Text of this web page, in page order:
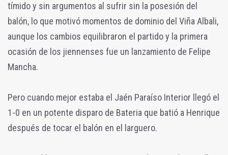
tímido y sin argumentos al sufrir sin la posesión del
balón, lo que motivó momentos de dominio del Viña Albali,
aunque los cambios equilibraron el partido y la primera
ocasión de los jiennenses fue un lanzamiento de Felipe
Mancha.
Pero cuando mejor estaba el Jaén Paraíso Interior llegó el
1-0 en un potente disparo de Bateria que batió a Henrique
después de tocar el balón en el larguero.